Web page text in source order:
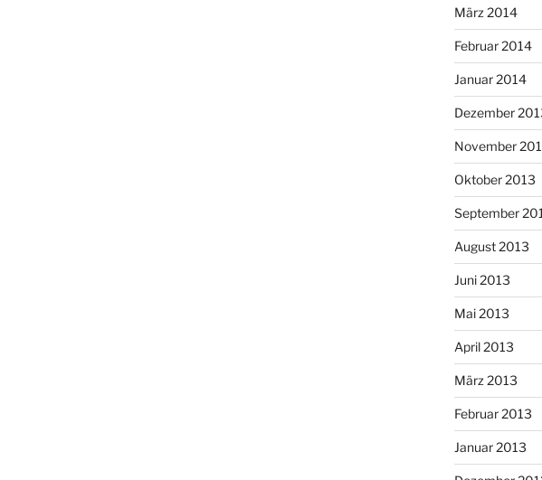
März 2014
Februar 2014
Januar 2014
Dezember
November
Oktober 2013
September
August 2013
Juni 2013
Mai 2013
April 2013
März 2013
Februar 2013
Januar 2013